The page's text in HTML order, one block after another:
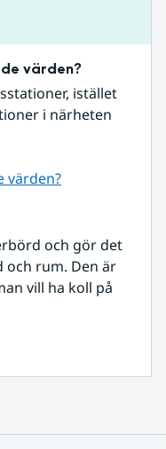
värden?
istället
i närheten
värden?
och gör det
och rum. Den är
vill ha koll på